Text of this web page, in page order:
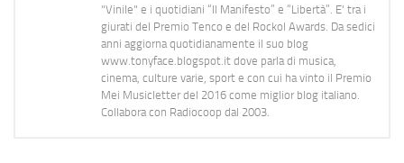
"Vinile" e i quotidiani “Il Manifesto” e “Libertà”. E' tra i
giurati del Premio Tenco e del Rockol Awards. Da sedici
anni aggiorna quotidianamente il suo blog
www.tonyface.blogspot.it dove parla di musica,
cinema, culture varie, sport e con cui ha vinto il Premio
Mei Musicletter del 2016 come miglior blog italiano.
Collabora con Radiocoop dal 2003.